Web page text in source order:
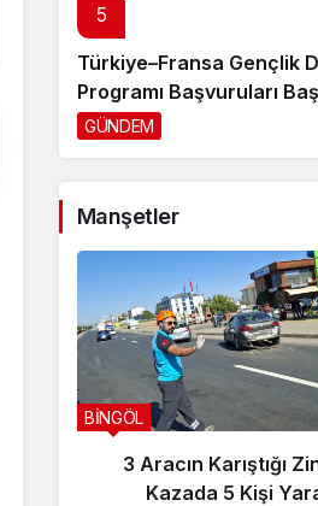
5
Türkiye–Fransa Gençlik
Programı Başvuruları
GÜNDEM
Manşetler
BİNGÖL
3 Aracın Karıştığı
Kazada 5 Kişi